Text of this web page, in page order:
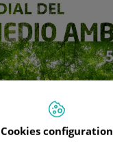
Cookies configuration